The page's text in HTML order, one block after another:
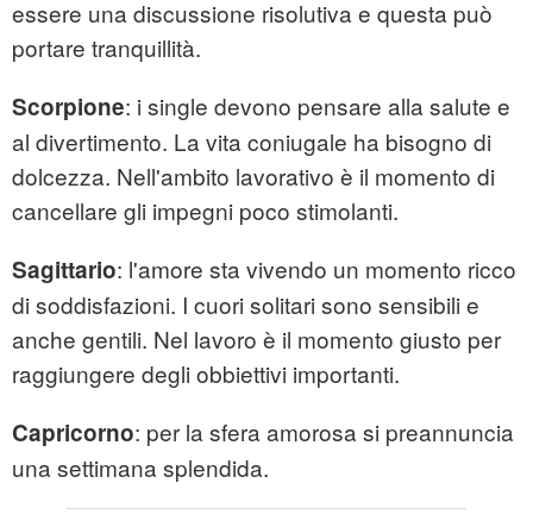
essere una discussione risolutiva e questa può
portare tranquillità.
Scorpione: i single devono pensare alla salute e
al divertimento. La vita coniugale ha bisogno di
dolcezza. Nell'ambito lavorativo è il momento di
cancellare gli impegni poco stimolanti.
Sagittario: l'amore sta vivendo un momento ricco
di soddisfazioni. I cuori solitari sono sensibili e
anche gentili. Nel lavoro è il momento giusto per
raggiungere degli obbiettivi importanti.
Capricorno: per la sfera amorosa si preannuncia
una settimana splendida.